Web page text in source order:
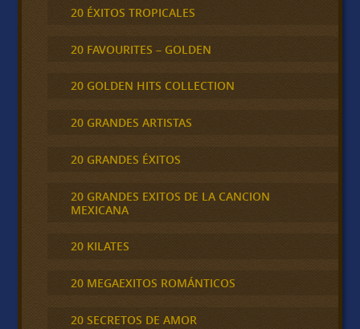
20 ÉXITOS TROPICALES
20 FAVOURITES – GOLDEN
20 GOLDEN HITS COLLECTION
20 GRANDES ARTISTAS
20 GRANDES ÉXITOS
20 GRANDES EXITOS DE LA CANCION
MEXICANA
20 KILATES
20 MEGAEXITOS ROMÁNTICOS
20 SECRETOS DE AMOR